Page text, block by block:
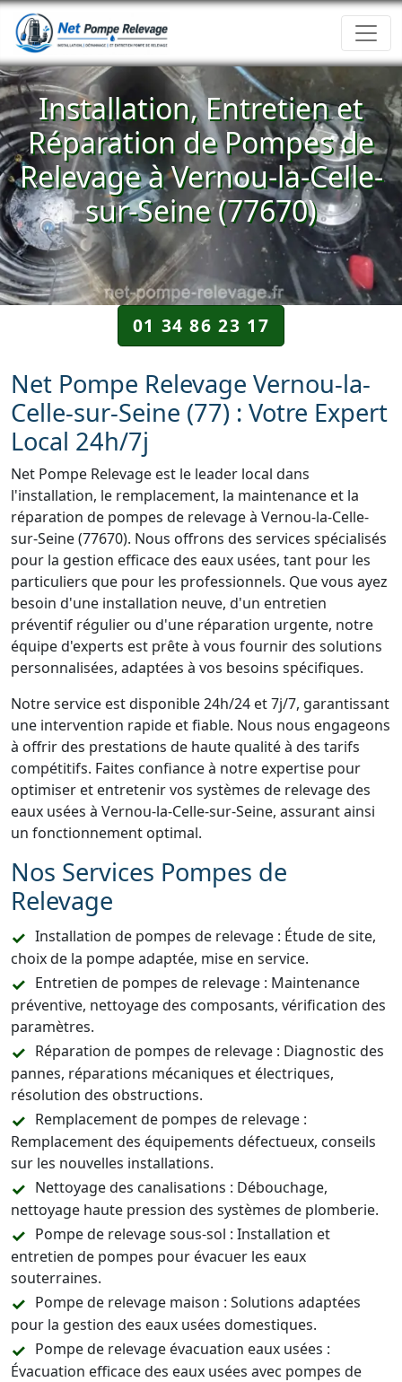
Installation, Entretien et
Réparation de Pompes de
Relevage à Vernou-la-Celle-
sur-Seine (77670)
01 34 86 23 17
Net Pompe Relevage Vernou-la-
Celle-sur-Seine (77) : Votre Expert
Local 24h/7j
Net Pompe Relevage est le leader local dans
l'installation, le remplacement, la maintenance et la
réparation de pompes de relevage à Vernou-la-Celle-
sur-Seine (77670). Nous offrons des services spécialisés
pour la gestion efficace des eaux usées, tant pour les
particuliers que pour les professionnels. Que vous ayez
besoin d'une installation neuve, d'un entretien
préventif régulier ou d'une réparation urgente, notre
équipe d'experts est prête à vous fournir des solutions
personnalisées, adaptées à vos besoins spécifiques.
Notre service est disponible 24h/24 et 7j/7, garantissant
une intervention rapide et fiable. Nous nous engageons
à offrir des prestations de haute qualité à des tarifs
compétitifs. Faites confiance à notre expertise pour
optimiser et entretenir vos systèmes de relevage des
eaux usées à Vernou-la-Celle-sur-Seine, assurant ainsi
un fonctionnement optimal.
Nos Services Pompes de
Relevage
Installation de pompes de relevage : Étude de site,
choix de la pompe adaptée, mise en service.
Entretien de pompes de relevage : Maintenance
préventive, nettoyage des composants, vérification des
paramètres.
Réparation de pompes de relevage : Diagnostic des
pannes, réparations mécaniques et électriques,
résolution des obstructions.
Remplacement de pompes de relevage :
Remplacement des équipements défectueux, conseils
sur les nouvelles installations.
Nettoyage des canalisations : Débouchage,
nettoyage haute pression des systèmes de plomberie.
Pompe de relevage sous-sol : Installation et
entretien de pompes pour évacuer les eaux
souterraines.
Pompe de relevage maison : Solutions adaptées
pour la gestion des eaux usées domestiques.
Pompe de relevage évacuation eaux usées :
Évacuation efficace des eaux usées avec pompes de